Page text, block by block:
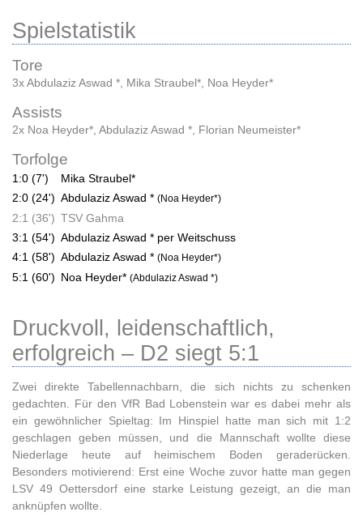
Spielstatistik
Tore
3x Abdulaziz Aswad * Mika Straubel* Noa Heyder*
Assists
2x Noa Heyder* Abdulaziz Aswad * Florian Neumeister*
Torfolge
1:0 (7')
Mika Straubel*
2:0 (24') Abdulaziz Aswad * (Noa Heyder*)
2:1 (36') TSV Gahma
3:1 (54') Abdulaziz Aswad * per Weitschuss
4:1 (58') Abdulaziz Aswad * (Noa Heyder*)
5:1 (60') Noa Heyder* (Abdulaziz Aswad *)
Druckvoll, leidenschaftlich,
erfolgreich – D2 siegt 5:1
Zwei direkte Tabellennachbarn, die sich nichts zu schenken
gedachten. Für den VfR Bad Lobenstein war es dabei mehr als
ein gewöhnlicher Spieltag: Im Hinspiel hatte man sich mit 1:2
geschlagen geben müssen, und die Mannschaft wollte diese
Niederlage heute auf heimischem Boden geraderücken.
Besonders motivierend: Erst eine Woche zuvor hatte man gegen
LSV 49 Oettersdorf eine starke Leistung gezeigt, an die man
anknüpfen wollte.